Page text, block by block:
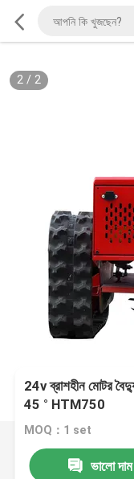
2/ 2
24v ব্রাশহীন মোটর
45 ° HTM750
MOQ：1 set
ভালো দাম